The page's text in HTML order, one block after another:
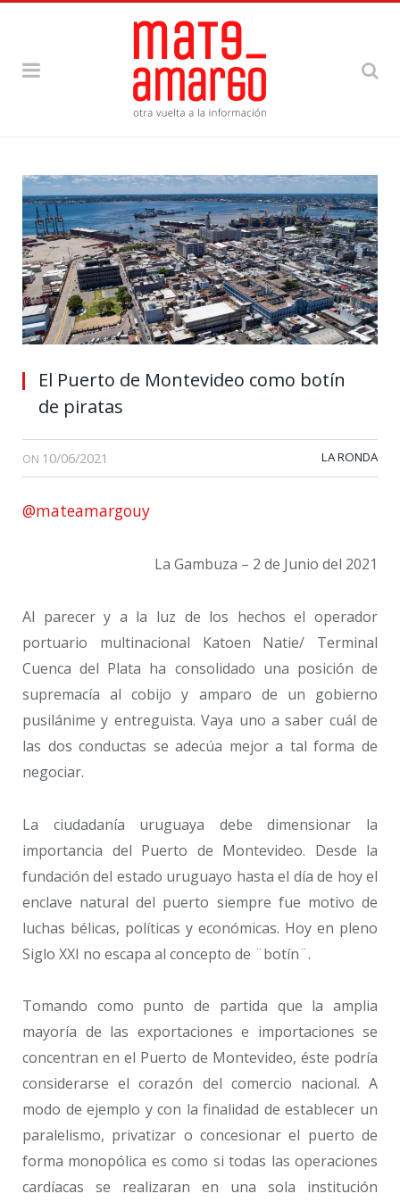
El Puerto de Montevideo como botín
de piratas
ON 10/06/2021 LA RONDA
@mateamargouy
La Gambuza – 2 de Junio del 2021
Al parecer y a la luz de los hechos el operador
portuario multinacional Katoen Natie/ Terminal
Cuenca del Plata ha consolidado una posición de
supremacía al cobijo y amparo de un gobierno
pusilánime y entreguista. Vaya uno a saber cuál de
las dos conductas se adecúa mejor a tal forma de
negociar.
La ciudadanía uruguaya debe dimensionar la
importancia del Puerto de Montevideo. Desde la
fundación del estado uruguayo hasta el día de hoy el
enclave natural del puerto siempre fue motivo de
luchas bélicas, políticas y económicas. Hoy en pleno
Siglo XXI no escapa al concepto de ¨botín¨.
Tomando como punto de partida que la amplia
mayoría de las exportaciones e importaciones se
concentran en el Puerto de Montevideo, éste podría
considerarse el corazón del comercio nacional. A
modo de ejemplo y con la finalidad de establecer un
paralelismo, privatizar o concesionar el puerto de
forma monopólica es como si todas las operaciones
cardíacas se realizaran en una sola institución